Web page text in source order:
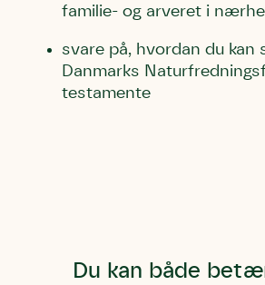
familie- og arveret i
svare på, hvordan du kan
Danmarks
testamente
Du kan både